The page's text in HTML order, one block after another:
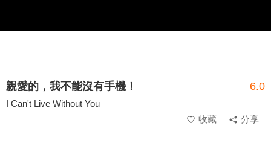
親愛的，我不能沒有手機！ 6.0
I Can't Live Without You
收藏
分享